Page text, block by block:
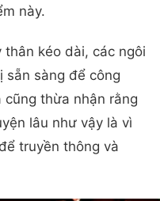
này.
kéo dài, các ngôi
sẵn sàng để công
cũng thừa nhận rằng
lâu như vậy là vì
truyền thông và